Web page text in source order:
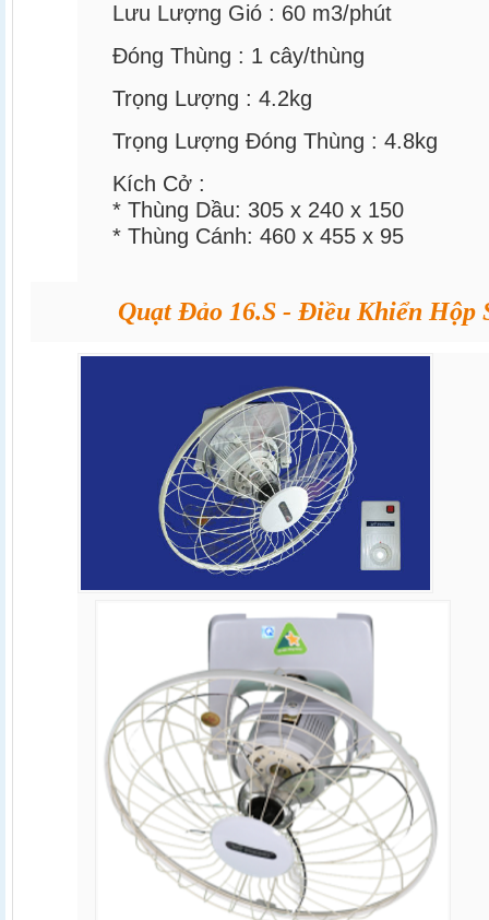
Lưu Lượng Gió : 60 m3/phút
Đóng Thùng : 1 cây/thùng
Trọng Lượng : 4.2kg
Trọng Lượng Đóng Thùng : 4.8kg
Kích Cở :
* Thùng Dầu: 305 x 240 x 150
* Thùng Cánh: 460 x 455 x 95
Quạt Đảo 16.S - Điều Khiển Hộp